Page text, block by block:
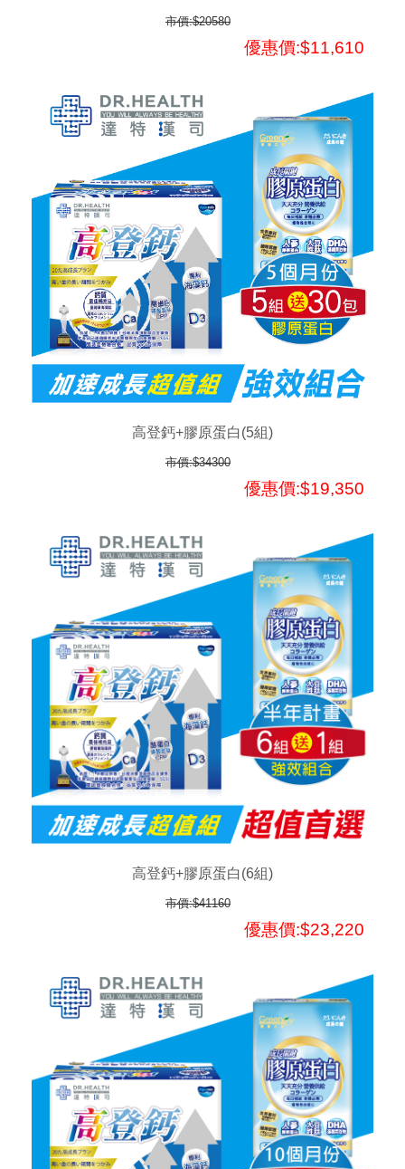
市價:$20580
優惠價:$11,610
高登鈣+膠原蛋白(5組)
市價:$34300
優惠價:$19,350
高登鈣+膠原蛋白(6組)
市價:$41160
優惠價:$23,220